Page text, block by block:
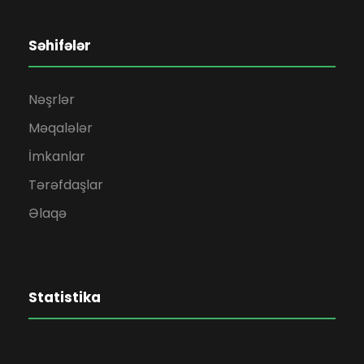
Səhifələr
Nəşrlər
Məqalələr
İmkanlar
Tərəfdaşlar
Əlaqə
Statistika